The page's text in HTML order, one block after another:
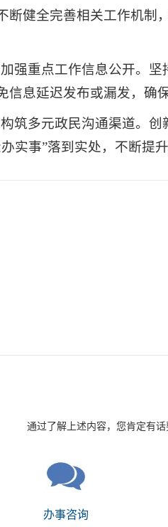
断健全完善相关工作机制
强重点工作信息公开。
信息延迟发布或漏发，确
筑多元政民沟通渠道。
实事”落到实处，不断提升
通过了解上述内容，您肯定有
办事咨询